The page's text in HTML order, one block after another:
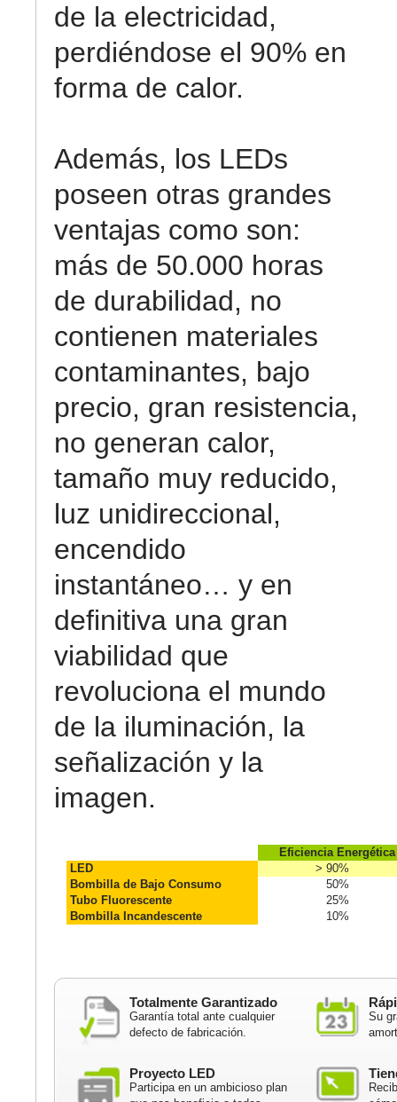
de la electricidad,
perdiéndose el 90% en
forma de calor.
Además, los LEDs
poseen otras grandes
ventajas como son:
más de 50.000 horas
de durabilidad, no
contienen materiales
contaminantes, bajo
precio, gran resistencia,
no generan calor,
tamaño muy reducido,
luz unidireccional,
encendido
instantáneo… y en
definitiva una gran
viabilidad que
revoluciona el mundo
de la iluminación, la
señalización y la
imagen.
Eficiencia Energética
LED
> 90%
Bombilla de Bajo Consumo
50%
Tubo Fluorescente
25%
Bombilla Incandescente
10%
Totalmente Garantizado
Garantía total ante cualquier
defecto de fabricación.
Su
Proyecto LED
Participa en un ambicioso plan